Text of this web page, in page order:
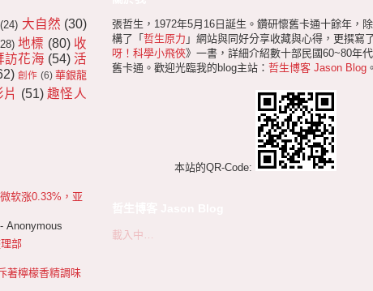
(24) 大自然 (30)
地標 (80) 收
訪花海 (54) 活
創作 (6) 華銀龍
片 (51) 趣怪人
软涨0.33%，亚
- Anonymous
部
著檸檬香精調味
張哲生，1972年5月16日誕生。鑽研懷舊卡通十餘年，
構了「 哲生原力 」網站與同好分享收藏與心得，更撰寫
呀！科學小飛俠》一書，詳細介紹數十部民國60~80年
舊卡通。歡迎光臨我的blog主站： 哲生博客 Jason Blog 。
本站的QR-Code:
載入中…